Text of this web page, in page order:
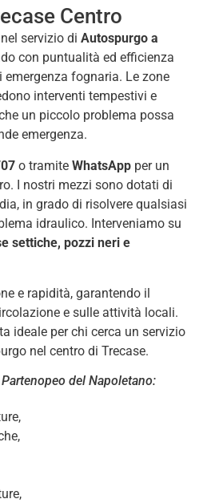
Centro
servizio di Autospurgo a
con puntualità ed efficienza
emergenza fognaria. Le zone
interventi tempestivi e
un piccolo problema possa
emergenza.
o tramite WhatsApp per un
I nostri mezzi sono dotati di
in grado di risolvere qualsiasi
idraulico. Interveniamo su
settiche, pozzi neri e
e rapidità, garantendo il
e sulle attività locali.
ideale per chi cerca un servizio
nel centro di Trecase.
del Napoletano: